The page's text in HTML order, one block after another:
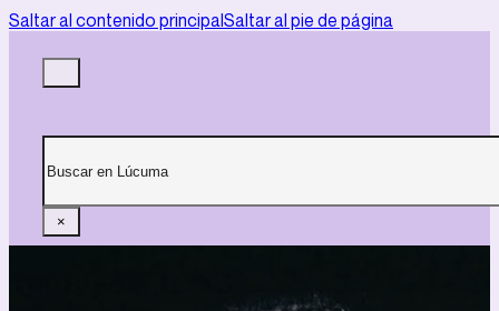
Saltar al contenido principalSaltar al pie de página
×